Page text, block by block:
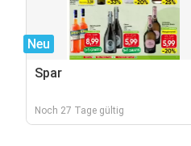
Neu
Spar
Noch 27 Tage gültig